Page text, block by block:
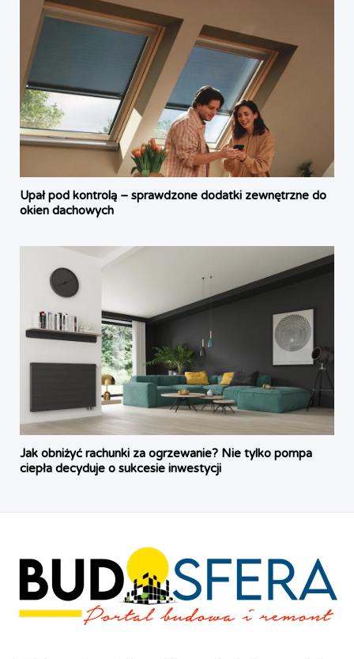
Upał pod kontrolą – sprawdzone dodatki zewnętrzne do
okien dachowych
Jak obniżyć rachunki za ogrzewanie? Nie tylko pompa
ciepła decyduje o sukcesie inwestycji